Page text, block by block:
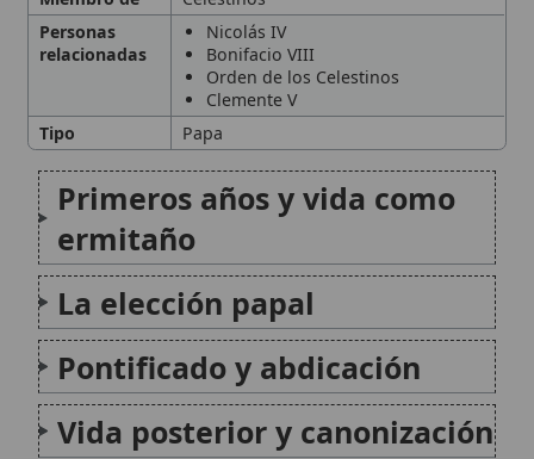
Vida posterior y canonización
Citas y referencias
Modificado el 21 de septiembre de 2025 • FideScore™ 7.43• Citar
este artículo•Paq. Scorm (LMS)
artículo • Imprimir artículo
Papa Celestino II
Castello (también conocido como Goffredo di
Castiglione), fue el 165o pontífice de la Iglesia
Católica, cuyo breve papado se extendió
desde el 26 de septiembre de 1143 hasta su
fallecimiento el 8...